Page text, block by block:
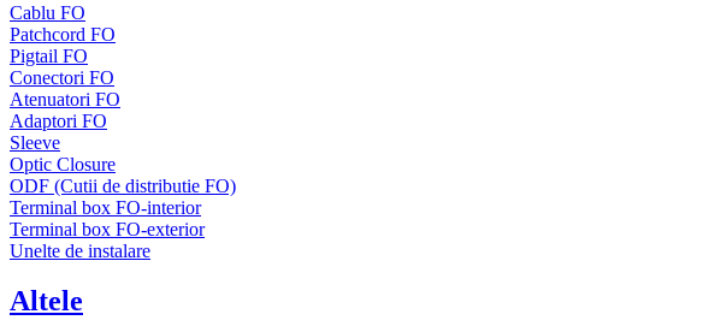
Cablu FO
Patchcord FO
Pigtail FO
Conectori FO
Atenuatori FO
Adaptori FO
Sleeve
Optic Closure
ODF (Cutii de distributie FO)
Terminal box FO-interior
Terminal box FO-exterior
Unelte de instalare
Altele